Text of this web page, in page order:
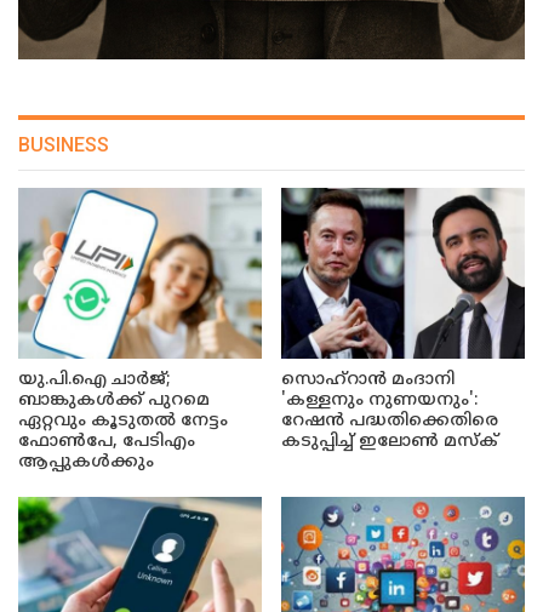
BUSINESS
യു.പി.ഐ ചാർജ്;
ബാങ്കുകൾക്ക് പുറമെ
ഏറ്റവും കൂടുതൽ നേട്ടം
ഫോൺപേ, പേടിഎം
ആപ്പുകൾക്കും
സൊഹ്റാൻ മംദാനി
'കള്ളനും നുണയനും':
റേഷൻ പദ്ധതിക്കെതിരെ
കടുപ്പിച്ച് ഇലോൺ മസ്ക്